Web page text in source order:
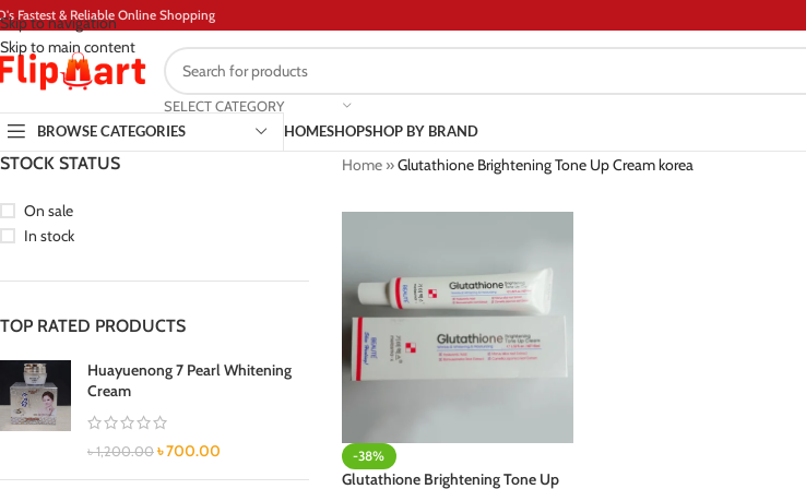
Skip to navigation
Skip to main content
Fastest & Reliable Online Shopping
SELECT CATEGORY
BROWSE CATEGORIES
HOMESHOPSHOP BY BRAND
STOCK STATUS
On sale
In stock
TOP RATED PRODUCTS
Huayuenong 7 Pearl Whitening
Cream
৳1,200.00 ৳700.00
Home»Glutathione Brightening Tone Up Cream korea
-38%
Glutathione Brightening Tone Up